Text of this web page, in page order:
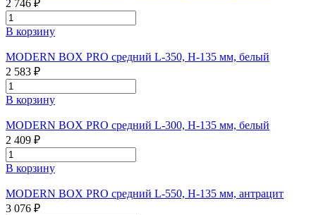
2 746 ₽
В корзину
MODERN BOX PRO средний L-350, H-135 мм, белый
2 583 ₽
В корзину
MODERN BOX PRO средний L-300, H-135 мм, белый
2 409 ₽
В корзину
MODERN BOX PRO средний L-550, H-135 мм, антрацит
3 076 ₽